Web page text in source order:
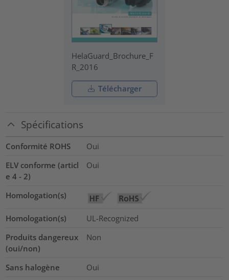
HelaGuard_Brochure_F
R_2016
Télécharger
Spécifications
Conformité ROHS
Oui
ELV conforme (articl
e 4 - 2)
Oui
Homologation(s)
Homologation(s)
UL-Recognized
Produits dangereux
(oui/non)
Non
Sans halogène
Oui